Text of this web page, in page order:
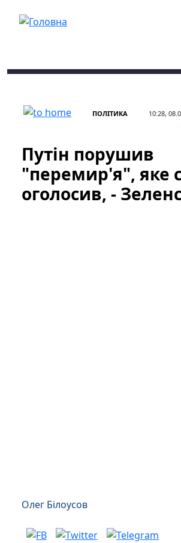
ПОЛІТИКА 10:28,
Путін порушив
"перемир'я", яке
оголосив, -
Олег Білоусов